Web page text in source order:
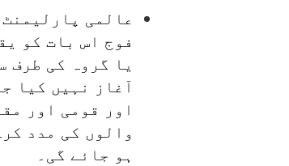
عالمی
فوج اس بات کو
یا گروہ کی طرف
آغاز نہیں کیا
اور قومی اور
والوں کی مدد
ہو جائے گی۔